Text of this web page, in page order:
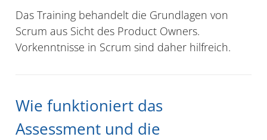
Das Training behandelt die Grundlagen von
Scrum aus Sicht des Product Owners.
Vorkenntnisse in Scrum sind daher hilfreich.
Wie funktioniert das
Assessment und die